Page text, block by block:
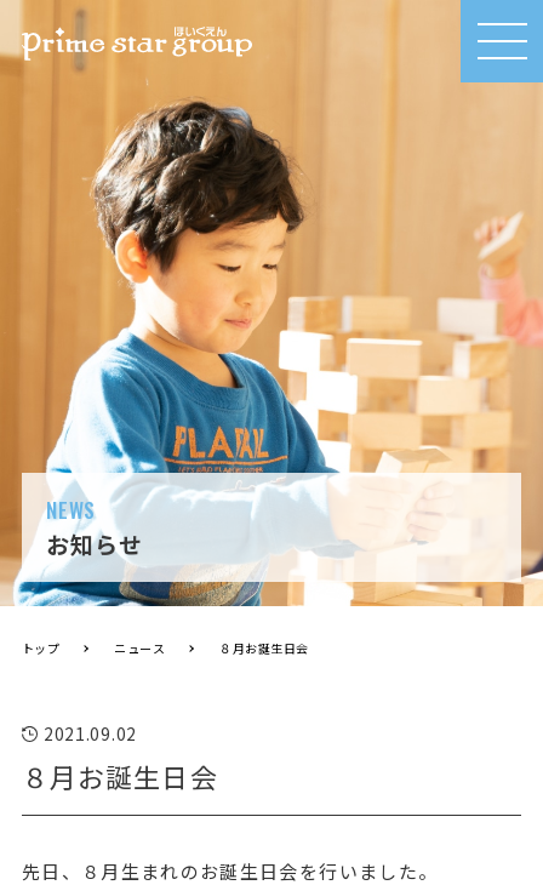
MEN
U
NEWS
お知らせ
トップ ニュース ８月お誕生日会
2021.09.02
８月お誕生日会
先日、８月生まれのお誕生日会を行いました。